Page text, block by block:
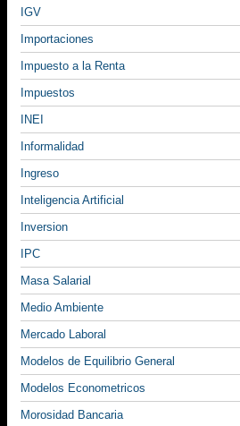
IGV
Importaciones
Impuesto a la Renta
Impuestos
INEI
Informalidad
Ingreso
Inteligencia Artificial
Inversion
IPC
Masa Salarial
Medio Ambiente
Mercado Laboral
Modelos de Equilibrio General
Modelos Econometricos
Morosidad Bancaria